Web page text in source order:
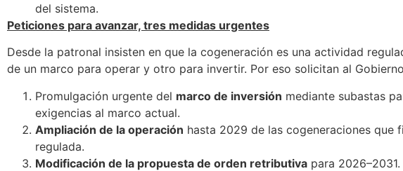
del sistema.
Peticiones para avanzar, tres medidas urgentes
Desde la patronal insisten en que la cogeneración es una actividad
de un marco para operar y otro para invertir. Por eso solicitan al
Promulgación urgente del marco de inversión mediante subastas
exigencias al marco actual.
Ampliación de la operación hasta 2029 de las cogeneraciones que
regulada.
Modificación de la propuesta de orden retributiva para 2026–2031.